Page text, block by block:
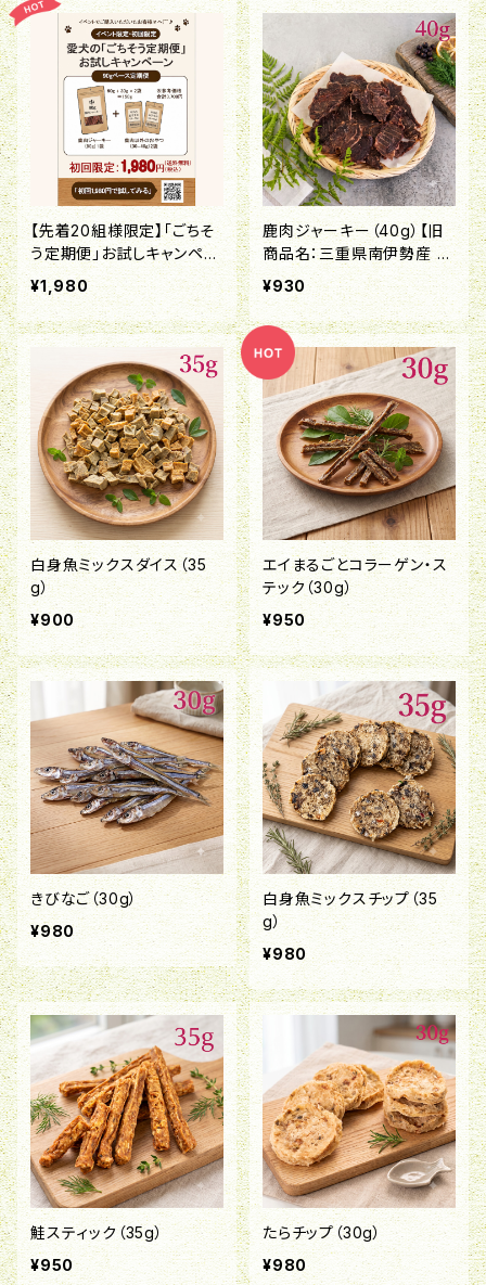
【先着20組様限定】「ごちそ
う定期便」お試しキャンペー
ン！
¥1,980
鹿肉ジャーキー（40g）【旧
商品名：三重県南伊勢産 鹿
肉ジャーキー】
¥930
白身魚ミックスダイス（35
g）
¥900
エイまるごとコラーゲン・ス
テック（30g）
¥950
きびなご（30g）
¥980
白身魚ミックスチップ（35
g）
¥980
鮭スティック（35g）
¥950
たらチップ（30g）
¥980